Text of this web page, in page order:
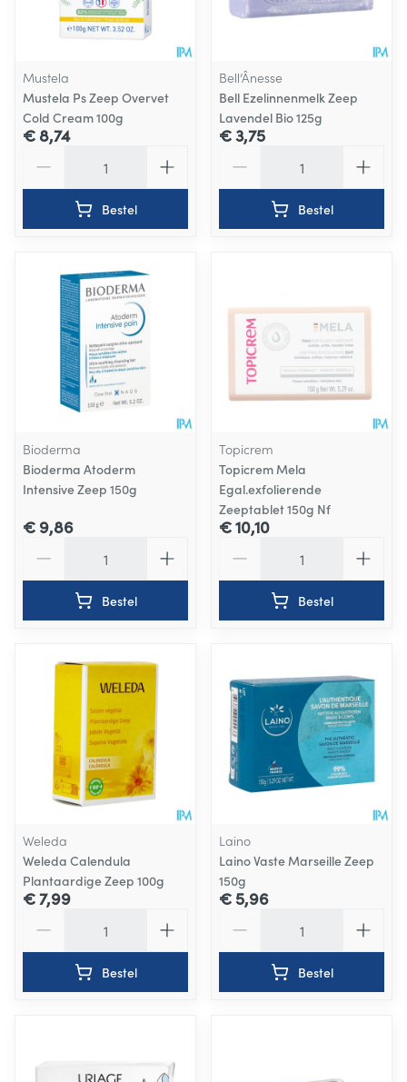
Mustela
Mustela Ps Zeep Overvet
Cold Cream 100g
€ 8,74
Bestel
Bell’Ânesse
Bell Ezelinnenmelk Zeep
Lavendel Bio 125g
€ 3,75
Bestel
Bioderma
Bioderma Atoderm
Intensive Zeep 150g
€ 9,86
Bestel
Topicrem
Topicrem Mela
Egal.exfolierende
Zeeptablet 150g Nf
€ 10,10
Bestel
Weleda
Weleda Calendula
Plantaardige Zeep 100g
€ 7,99
Bestel
Laino
Laino Vaste Marseille Zeep
150g
€ 5,96
Bestel